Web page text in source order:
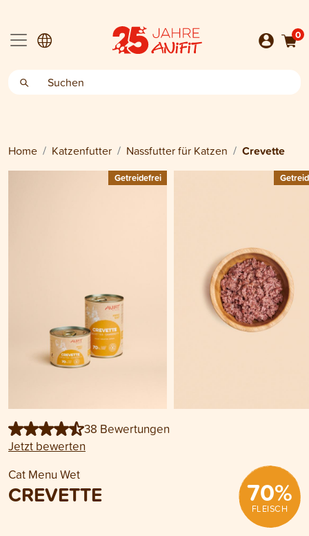
0
Home Katzenfutter Nassfutter für Katzen Crevette
Getreidefrei
38 Bewertungen
Jetzt bewerten
Cat Menu Wet
CREVETTE 70%
FLEISCH